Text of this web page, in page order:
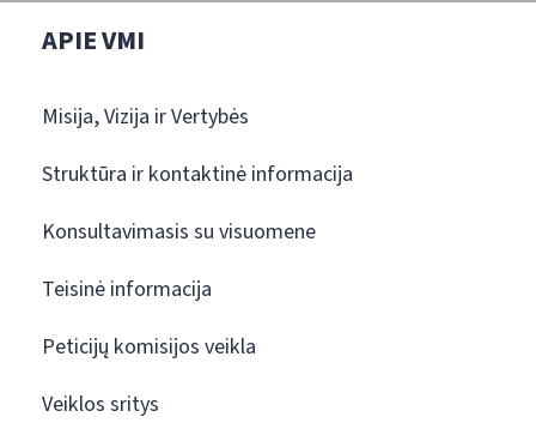
APIE VMI
Misija, Vizija ir Vertybės
Struktūra ir kontaktinė informacija
Konsultavimasis su visuomene
Teisinė informacija
Peticijų komisijos veikla
Veiklos sritys